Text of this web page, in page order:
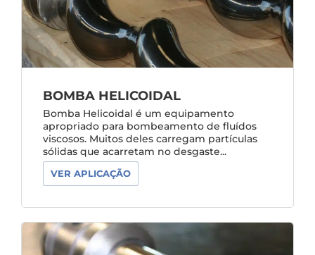
BOMBA HELICOIDAL
Bomba Helicoidal é um equipamento
apropriado para bombeamento de fluídos
viscosos. Muitos deles carregam partículas
sólidas que acarretam no desgaste...
VER APLICAÇÃO